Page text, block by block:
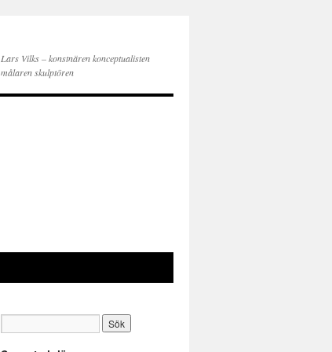
Lars Vilks – konstnären konceptualisten
målaren skulptören